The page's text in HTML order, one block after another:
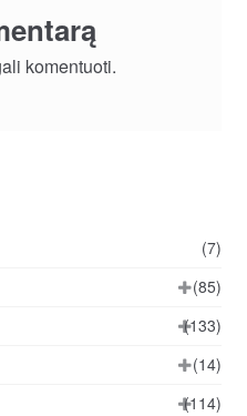
komentuoti.
(7)
(85)
(133)
(14)
(114)